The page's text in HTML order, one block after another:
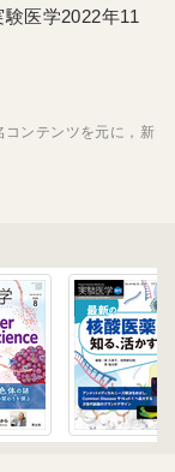
医学2022年11
ンテンツを元に，新